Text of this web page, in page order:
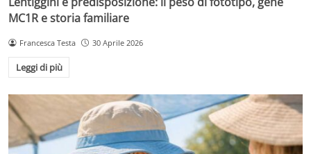
MC1R e storia familiare
Francesca Testa 30 Aprile 2026
Leggi di più